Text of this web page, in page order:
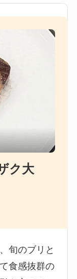
ク大
旬のブリと
食感抜群の